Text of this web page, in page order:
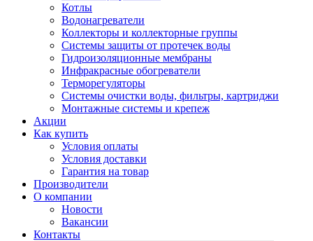
Котлы
Водонагреватели
Коллекторы и коллекторные группы
Системы защиты от протечек воды
Гидроизоляционные мембраны
Инфракрасные обогреватели
Терморегуляторы
Системы очистки воды, фильтры, картриджи
Монтажные системы и крепеж
Акции
Как купить
Условия оплаты
Условия доставки
Гарантия на товар
Производители
О компании
Новости
Вакансии
Контакты